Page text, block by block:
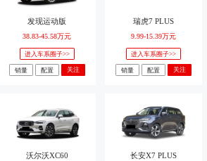
发现运动版
38.83-45.58万元
进入车系圈子>>
销量 配置 关注
瑞虎7 PLUS
9.99-15.39万元
进入车系圈子>>
销量 配置 关注
沃尔沃XC60 长安X7 PLUS